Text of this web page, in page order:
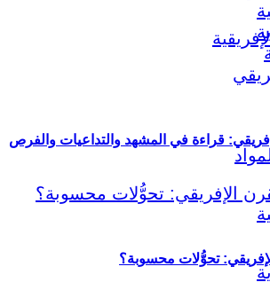
قراءة في المشهد والتداعيات والفرص
الإفريقي: تحوُّلات محسوبة؟